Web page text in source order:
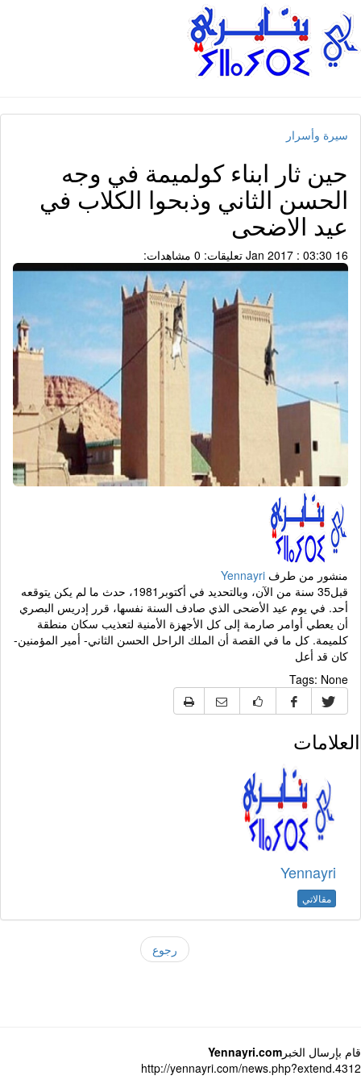
سيرة وأسرار
حين ثار ابناء كولميمة في وجه
الحسن الثاني وذبحوا الكلاب في
عيد الاضحى
16 Jan 2017 : 03:30 تعليقات: 0 مشاهدات:
منشور من طرف Yennayri
قبل35 سنة من الآن، وبالتحديد في أكتوبر1981، حدث ما لم يكن يتوقعه
أحد. في يوم عيد الأضحى الذي صادف السنة نفسها، قرر إدريس البصري
أن يعطي أوامر صارمة إلى كل الأجهزة الأمنية لتعذيب سكان منطقة
كلميمة. كل ما في القصة أن الملك الراحل الحسن الثاني- أمير المؤمنين-
كان قد أعل
Tags: None
العلامات
Yennayri
مقالاتي
رجوع
قام بإرسال الخبر Yennayri.com
http://yennayri.com/news.php?extend.4312